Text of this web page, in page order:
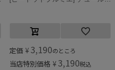
定価 ¥ 3,190のところ
当店特別価格 ¥ 3,190税込